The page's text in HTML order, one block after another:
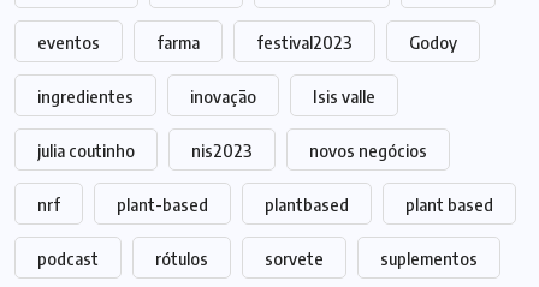
eventos farma festival2023 Godoy
ingredientes inovação Isis valle
julia coutinho nis2023 novos negócios
nrf plant-based plantbased plant based
podcast rótulos sorvete suplementos